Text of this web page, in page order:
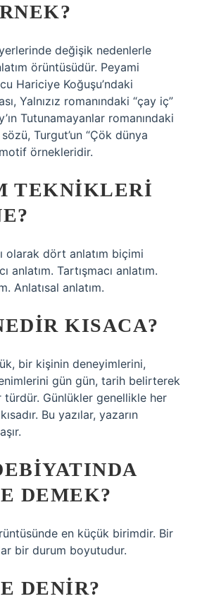
değişik nedenlerle
örüntüsüdür. Peyami
Hariciye Koğuşu’ndaki
Yalnızız romanındaki “çay iç”
Tutunamayanlar romanındaki
Turgut’un “Çök dünya
örnekleridir.
TEKNIKLERI
olarak dört anlatım biçimi
anlatım. Tartışmacı anlatım.
Anlatısal anlatım.
KISACA?
bir kişinin deneyimlerini,
gün gün, tarih belirterek
türdür. Günlükler genellikle her
Bu yazılar, yazarın
DEMEK?
en küçük birimdir. Bir
bir durum boyutudur.
DENIR?